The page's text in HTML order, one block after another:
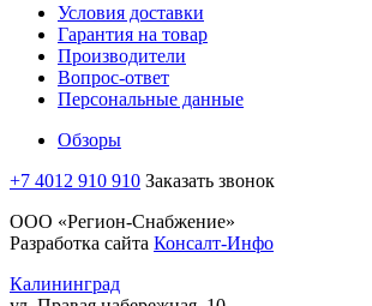
Условия доставки
Гарантия на товар
Производители
Вопрос-ответ
Персональные данные
Обзоры
+7 4012 910 910 Заказать звонок
ООО «Регион-Снабжение»
Разработка сайта Консалт-Инфо
Калининград